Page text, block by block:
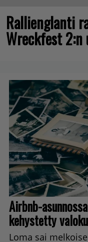
Rallienglanti
Wreckfest